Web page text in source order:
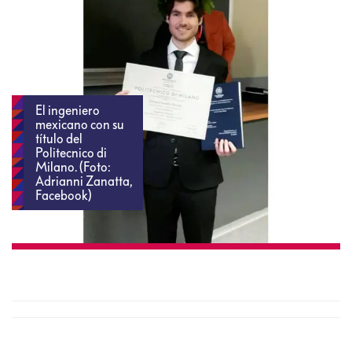
El ingeniero
mexicano con su
título del
Politecnico di
Milano. (Foto:
Adrianni Zanatta,
Facebook)